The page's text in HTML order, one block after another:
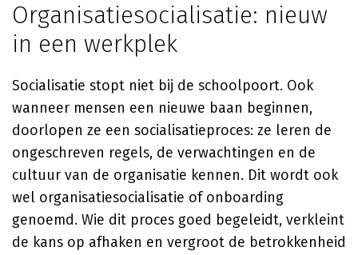
Organisatiesocialisatie: nieuw
in een werkplek
Socialisatie stopt niet bij de schoolpoort. Ook
wanneer mensen een nieuwe baan beginnen,
doorlopen ze een socialisatieproces: ze leren de
ongeschreven regels, de verwachtingen en de
cultuur van de organisatie kennen. Dit wordt ook
wel organisatiesocialisatie of onboarding
genoemd. Wie dit proces goed begeleidt, verkleint
de kans op afhaken en vergroot de betrokkenheid